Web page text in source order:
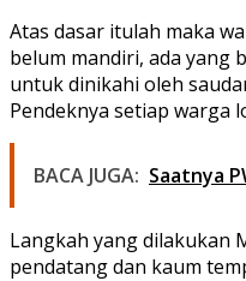
Atas dasar itulah maka
belum mandiri, ada yang
untuk dinikahi oleh
Pendeknya setiap warga
BACA JUGA: Saatnya
Langkah yang dilakukan
pendatang dan kaum